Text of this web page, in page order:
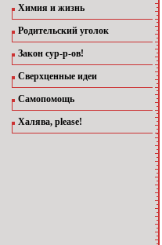
Химия и жизнь
Родительский уголок
Закон сур-р-ов!
Сверхценные идеи
Самопомощь
Халява, please!